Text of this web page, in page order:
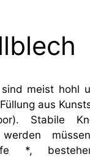
sind meist hohl
aus
Stabile
werden
*,